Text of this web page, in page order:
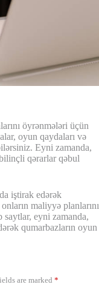
öyrənmələri üçün
oyun qaydaları və
Eyni zamanda,
qərarlar qəbul
iştirak edərək
maliyyə planlarını
saytlar, eyni zamanda,
qumarbazların oyun
are marked *